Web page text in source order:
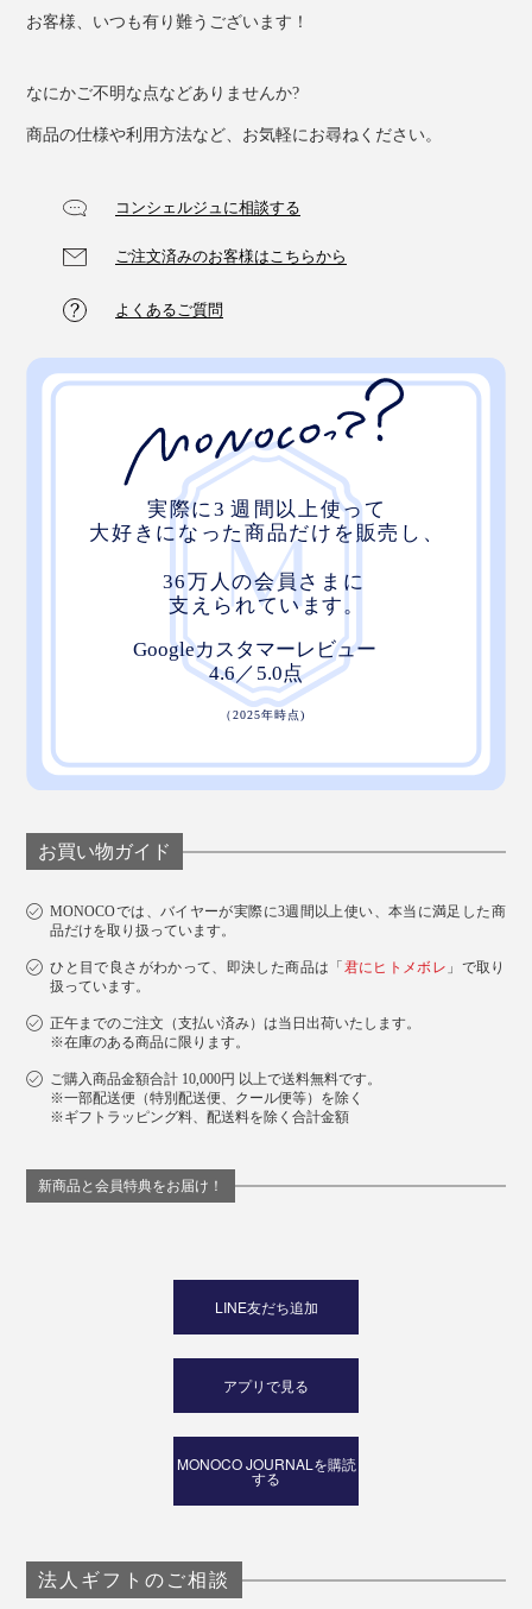
お客様、いつも有り難うございます！
なにかご不明な点などありませんか?
商品の仕様や利用方法など、お気軽にお尋ねください。
コンシェルジュに相談する
ご注文済みのお客様はこちらから
よくあるご質問
お買い物ガイド
MONOCOでは、バイヤーが実際に3週間以上使い、本当に満足した商
品だけを取り扱っています。
ひと目で良さがわかって、即決した商品は「 君にヒトメボレ 」で取り
扱っています。
正午までのご注文（支払い済み）は当日出荷いたします。
※在庫のある商品に限ります。
ご購入商品金額合計 10,000円 以上で送料無料です。
※一部配送便（特別配送便、クール便等）を除く
※ギフトラッピング料、配送料を除く合計金額
新商品と会員特典をお届け！
LINE友だち追加
アプリで見る
MONOCO JOURNALを購読
する
法人ギフトのご相談